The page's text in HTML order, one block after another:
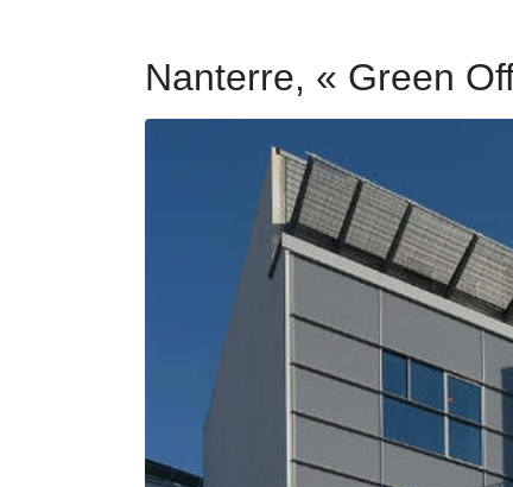
Nanterre, « Green